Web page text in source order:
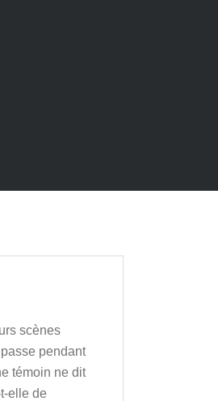
scènes
pendant
témoin ne dit
elle de